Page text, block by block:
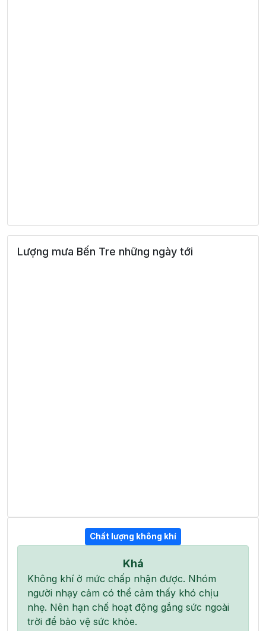
Lượng mưa Bến Tre những ngày tới
Chất lượng không khí
Khá
Không khí ở mức chấp nhận được. Nhóm
người nhạy cảm có thể cảm thấy khó chịu
nhẹ. Nên hạn chế hoạt động gắng sức ngoài
trời để bảo vệ sức khỏe.